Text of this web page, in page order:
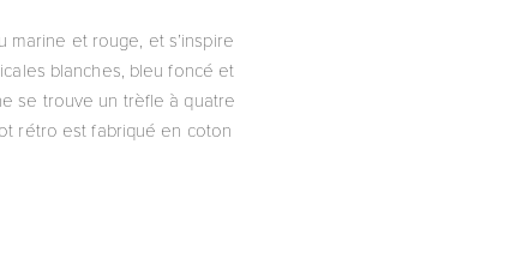
et rouge, et s’inspire
blanches, bleu foncé et
se trouve un trèfle à quatre
rétro est fabriqué en coton